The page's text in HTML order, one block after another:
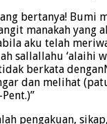
bertanya! Bumi
manakah yang
aku telah
sallallahu ‘alaihi
berkata
dan melihat
pengakuan,